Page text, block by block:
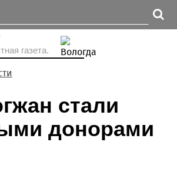
газета.
стали
донорами